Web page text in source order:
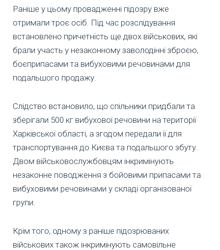
Раніше у цьому провадженні підозру вже
отримали троє осіб. Під час розслідування
встановлено причетність ще двох військових, які
брали участь у незаконному заволодінні зброєю,
боєприпасами та вибуховими речовинами для
подальшого продажу.
Слідство встановило, що спільники придбали та
зберігали 500 кг вибухової речовини на території
Харківської області, а згодом передали її для
транспортування до Києва та подальшого збуту.
Двом військовослужбовцям інкримінують
незаконне поводження з бойовими припасами та
вибуховими речовинами у складі організованої
групи.
Крім того, одному з раніше підозрюваних
військових також інкримінують самовільне